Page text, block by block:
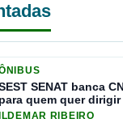
SENAT banca
para quem quer
ILDEMAR RIBEIRO